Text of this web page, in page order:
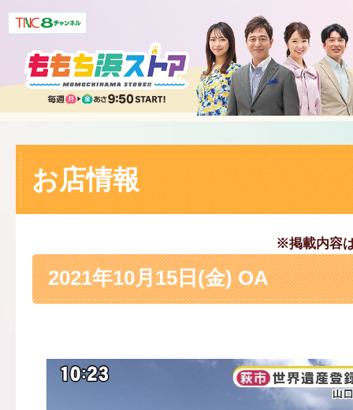
お店情報
※掲載内容
2021年10月15日(金) OA